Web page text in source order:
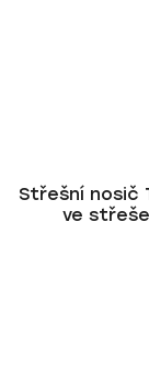
Střešní nosič
ve střeše